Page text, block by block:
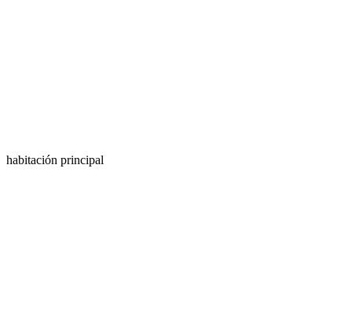
habitación principal